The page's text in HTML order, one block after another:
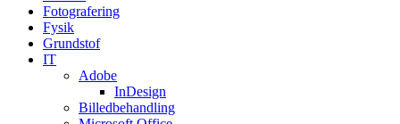
Fotografering
Fysik
Grundstof
IT
Adobe
InDesign
Billedbehandling